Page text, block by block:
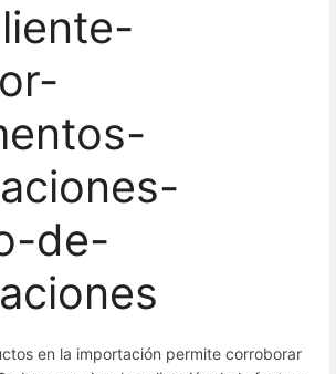
de-
en la importación permite corroborar